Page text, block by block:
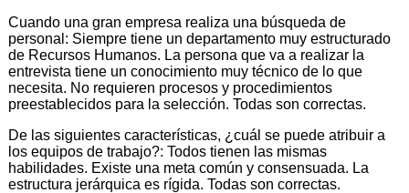
Cuando una gran empresa realiza una búsqueda de
personal: Siempre tiene un departamento muy estructurado
de Recursos Humanos. La persona que va a realizar la
entrevista tiene un conocimiento muy técnico de lo que
necesita. No requieren procesos y procedimientos
preestablecidos para la selección. Todas son correctas.
De las siguientes características, ¿cuál se puede atribuir a
los equipos de trabajo?: Todos tienen las mismas
habilidades. Existe una meta común y consensuada. La
estructura jerárquica es rígida. Todas son correctas.